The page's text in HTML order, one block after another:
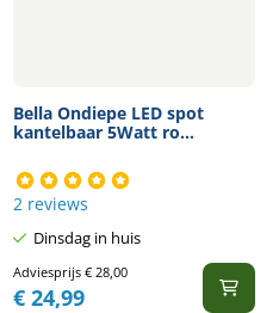
Bella Ondiepe LED spot
kantelbaar 5Watt ro...
2 reviews
Dinsdag in huis
Adviesprijs €28,00
€24,99